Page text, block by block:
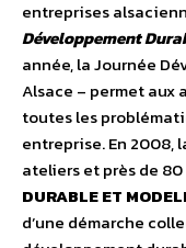
entreprises
Développement
année, la Journée
Alsace – permet aux
toutes les
entreprise. En 2008,
ateliers et près de
DURABLE ET
d’une démarche